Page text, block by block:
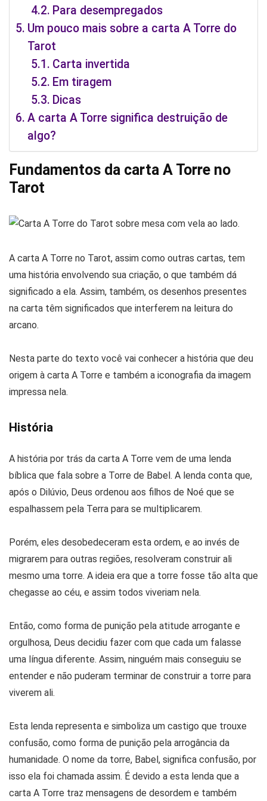
Para desempregados
Um pouco mais sobre a carta A Torre do
Tarot
Carta invertida
Em tiragem
Dicas
A carta A Torre significa destruição de
algo?
Fundamentos da carta A Torre no
Tarot
A carta A Torre no Tarot, assim como outras cartas, tem
uma história envolvendo sua criação, o que também dá
significado a ela. Assim, também, os desenhos presentes
na carta têm significados que interferem na leitura do
arcano.
Nesta parte do texto você vai conhecer a história que deu
origem à carta A Torre e também a iconografia da imagem
impressa nela.
História
A história por trás da carta A Torre vem de uma lenda
bíblica que fala sobre a Torre de Babel. A lenda conta que,
após o Dilúvio, Deus ordenou aos filhos de Noé que se
espalhassem pela Terra para se multiplicarem.
Porém, eles desobedeceram esta ordem, e ao invés de
migrarem para outras regiões, resolveram construir ali
mesmo uma torre. A ideia era que a torre fosse tão alta que
chegasse ao céu, e assim todos viveriam nela.
Então, como forma de punição pela atitude arrogante e
orgulhosa, Deus decidiu fazer com que cada um falasse
uma língua diferente. Assim, ninguém mais conseguiu se
entender e não puderam terminar de construir a torre para
viverem ali.
Esta lenda representa e simboliza um castigo que trouxe
confusão, como forma de punição pela arrogância da
humanidade. O nome da torre, Babel, significa confusão, por
isso ela foi chamada assim. É devido a esta lenda que a
carta A Torre traz mensagens de desordem e também